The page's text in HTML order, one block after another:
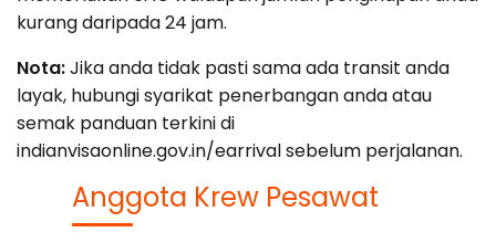
kurang daripada 24 jam.
Nota:Jika anda tidak pasti sama ada transit anda
layak, hubungi syarikat penerbangan anda atau
semak panduan terkini di
indianvisaonline.gov.in/earrival sebelum perjalanan.
Anggota Krew Pesawat